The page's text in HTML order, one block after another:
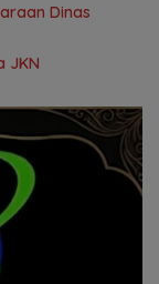
Dinas
JKN